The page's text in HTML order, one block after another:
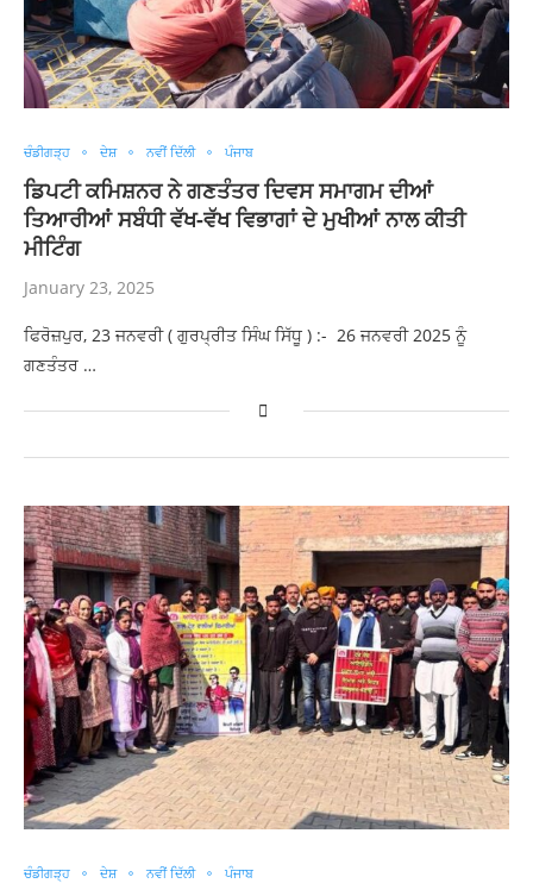
ਚੰਡੀਗੜ੍ਹ ਦੇਸ਼ ਨਵੀਂ ਦਿੱਲੀ ਪੰਜਾਬ
ਡਿਪਟੀ ਕਮਿਸ਼ਨਰ ਨੇ ਗਣਤੰਤਰ ਦਿਵਸ ਸਮਾਗਮ ਦੀਆਂ
ਤਿਆਰੀਆਂ ਸਬੰਧੀ ਵੱਖ-ਵੱਖ ਵਿਭਾਗਾਂ ਦੇ ਮੁਖੀਆਂ ਨਾਲ ਕੀਤੀ
ਮੀਟਿੰਗ
January 23, 2025
ਫਿਰੋਜ਼ਪੁਰ, 23 ਜਨਵਰੀ ( ਗੁਰਪ੍ਰੀਤ ਸਿੰਘ ਸਿੱਧੂ ) :- 26 ਜਨਵਰੀ 2025 ਨੂੰ
ਗਣਤੰਤਰ …
ਚੰਡੀਗੜ੍ਹ ਦੇਸ਼ ਨਵੀਂ ਦਿੱਲੀ ਪੰਜਾਬ